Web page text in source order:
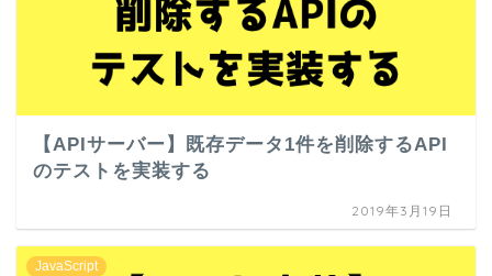
【APIサーバー】既存データ1件を削除するAPI
のテストを実装する
2019年3月19日
JavaScript